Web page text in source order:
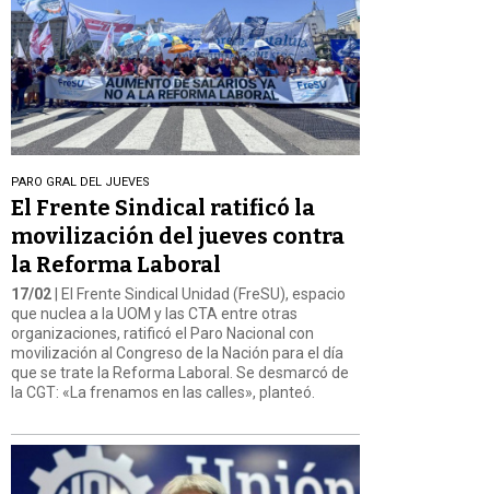
PARO GRAL DEL JUEVES
El Frente Sindical ratificó la
movilización del jueves contra
la Reforma Laboral
17/02 | El Frente Sindical Unidad (FreSU), espacio
que nuclea a la UOM y las CTA entre otras
organizaciones, ratificó el Paro Nacional con
movilización al Congreso de la Nación para el día
que se trate la Reforma Laboral. Se desmarcó de
la CGT: «La frenamos en las calles», planteó.